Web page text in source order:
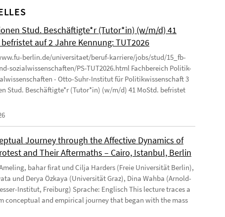
Stud. Beschäftigte*r (Tutor*in) (w/m/d) 41
auf 2 Jahre Kennung: TUT2026
berlin.de/universitaet/beruf-karriere/jobs/stud/15_fb-
sozialwissenschaften/PS-TUT2026.html Fachbereich Politik-
- Otto-Suhr-Institut für Politikwissenschaft 3
Stud. Beschäftigte*r (Tutor*in) (w/m/d) 41 MoStd. befristet
Journey through the Affective Dynamics of
and Their Aftermaths – Cairo, Istanbul, Berlin
bahar firat und Cilja Harders (Freie Universität Berlin),
und Derya Özkaya (Universität Graz), Dina Wahba (Arnold-
Institut, Freiburg) Sprache: Englisch This lecture traces a
conceptual and empirical journey that began with the mass